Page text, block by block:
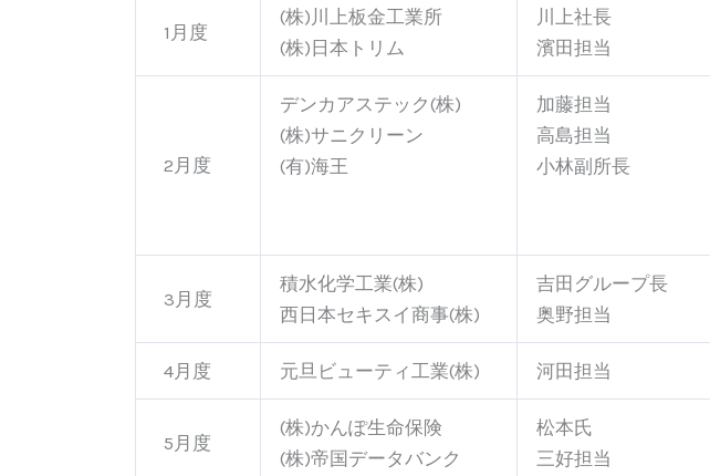
1月度
(株)川上板金工業所
(株)日本トリム
川上社長
濱田担当
2月度
デンカアステック(株)
(株)サニクリーン
(有)海王
加藤担当
高島担当
小林副所長
3月度
積水化学工業(株)
西日本セキスイ商事(株)
吉田グループ長
奥野担当
4月度 元旦ビューティ工業(株) 河田担当
5月度
(株)かんぽ生命保険
(株)帝国データバンク
松本氏
三好担当